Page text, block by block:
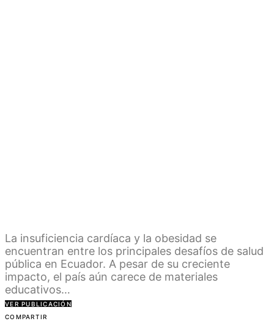
La insuficiencia cardíaca y la obesidad se
encuentran entre los principales desafíos de salud
pública en Ecuador. A pesar de su creciente
impacto, el país aún carece de materiales
educativos…
VER PUBLICACIÓN
COMPARTIR